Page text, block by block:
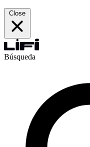
Close
Búsqueda